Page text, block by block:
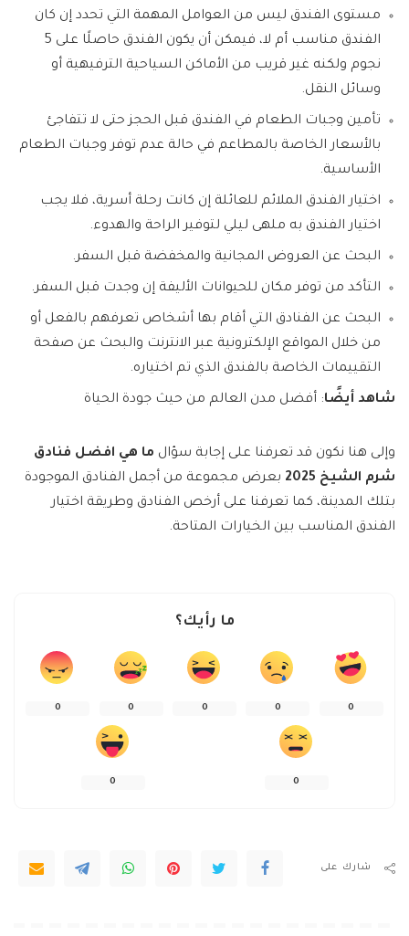
مستوى الفندق ليس من العوامل المهمة التي تحدد إن كان
الفندق مناسب أم لا، فيمكن أن يكون الفندق حاصلًا على 5
نجوم ولكنه غير قريب من الأماكن السياحية الترفيهية أو
وسائل النقل.
تأمين وجبات الطعام في الفندق قبل الحجز حتى لا تتفاجئ
بالأسعار الخاصة بالمطاعم في حالة عدم توفر وجبات الطعام
الأساسية.
اختيار الفندق الملائم للعائلة إن كانت رحلة أسرية، فلا يجب
اختيار الفندق به ملهى ليلي لتوفير الراحة والهدوء.
البحث عن العروض المجانية والمخفضة قبل السفر.
التأكد من توفر مكان للحيوانات الأليفة إن وجدت قبل السفر.
البحث عن الفنادق التي أقام بها أشخاص تعرفهم بالفعل أو
من خلال المواقع الإلكترونية عبر الانترنت والبحث عن صفحة
التقييمات الخاصة بالفندق الذي تم اختياره.
شاهد أيضًا: أفضل مدن العالم من حيث جودة الحياة
وإلى هنا نكون قد تعرفنا على إجابة سؤال ما هي افضل فنادق
شرم الشيخ 2025
بعرض مجموعة من أجمل الفنادق الموجودة
بتلك المدينة، كما تعرفنا على أرخص الفنادق وطريقة اختيار
الفندق المناسب بين الخيارات المتاحة.
ما رأيك؟
0
0
0
0
0
0
0
شارك على